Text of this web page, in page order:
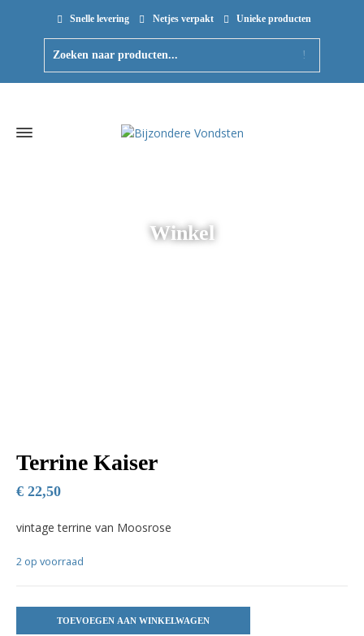
Snelle levering Netjes verpakt Unieke producten
Winkel
Terrine Kaiser
€ 22,50
vintage terrine van Moosrose
2 op voorraad
TOEVOEGEN AAN WINKELWAGEN